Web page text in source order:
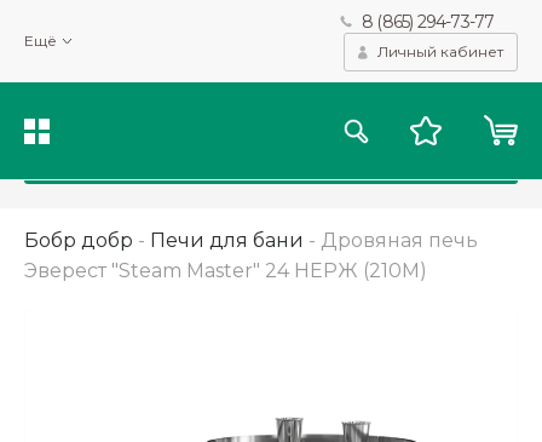
Ещё
8 (865) 294-73-77
Личный кабинет
Бобр добр - Печи для бани - Дровяная печь
Эверест "Steam Master" 24 НЕРЖ (210М)
Мы используем файлы cookie и другие подобные технологии
для получения данных с целью сбора статистики, повышения
качества рекомендаций и предоставления вам возможности
персонализированного просмотра.Подробнее